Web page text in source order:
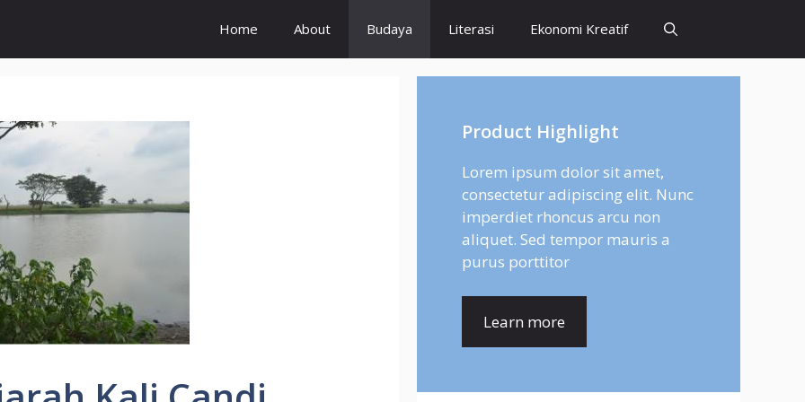
Home About Budaya Literasi Ekonomi Kreatif
Product Highlight
Lorem ipsum dolor sit amet,
consectetur adipiscing elit. Nunc
imperdiet rhoncus arcu non
aliquet. Sed tempor mauris a
purus porttitor
Learn more